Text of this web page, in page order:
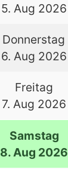
5. Aug 2026
Donnerstag
6. Aug 2026
Freitag
7. Aug 2026
Samstag
8. Aug 2026